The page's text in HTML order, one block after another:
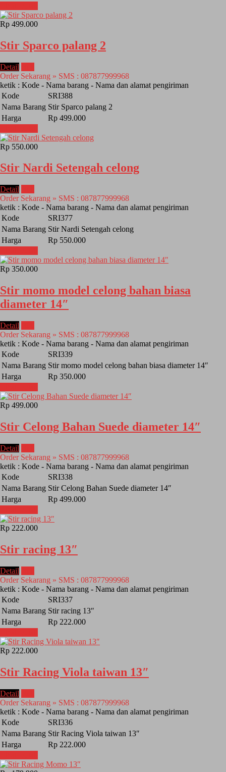
Rp 499.000
Stir Sparco palang 2
Detail
Order Sekarang » SMS : 087877999968
ketik : Kode - Nama barang - Nama dan alamat pengiriman
Kode
SRI388
Nama Barang Stir Sparco palang 2
Harga
Rp 499.000
Rp 550.000
Stir Nardi Setengah celong
Detail
Order Sekarang » SMS : 087877999968
ketik : Kode - Nama barang - Nama dan alamat pengiriman
Kode
SRI377
Nama Barang Stir Nardi Setengah celong
Harga
Rp 550.000
Rp 350.000
Stir momo model celong bahan biasa
diameter 14″
Detail
Order Sekarang » SMS : 087877999968
ketik : Kode - Nama barang - Nama dan alamat pengiriman
Kode
SRI339
Nama Barang Stir momo model celong bahan biasa diameter 14″
Harga
Rp 350.000
Rp 499.000
Stir Celong Bahan Suede diameter 14″
Detail
Order Sekarang » SMS : 087877999968
ketik : Kode - Nama barang - Nama dan alamat pengiriman
Kode
SRI338
Nama Barang Stir Celong Bahan Suede diameter 14″
Harga
Rp 499.000
Rp 222.000
Stir racing 13″
Detail
Order Sekarang » SMS : 087877999968
ketik : Kode - Nama barang - Nama dan alamat pengiriman
Kode
SRI337
Nama Barang Stir racing 13″
Harga
Rp 222.000
Rp 222.000
Stir Racing Viola taiwan 13″
Detail
Order Sekarang » SMS : 087877999968
ketik : Kode - Nama barang - Nama dan alamat pengiriman
Kode
SRI336
Nama Barang Stir Racing Viola taiwan 13″
Harga
Rp 222.000